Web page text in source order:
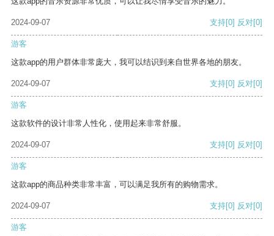
2024-09-07 支持[0] 反对[0]
游客
这款app的用户群体非常庞大，我可以结识到来自世界各地的朋友。
2024-09-07 支持[0] 反对[0]
游客
这款软件的设计非常人性化，使用起来非常舒服。
2024-09-07 支持[0] 反对[0]
游客
这款app的商品种类非常丰富，可以满足我所有的购物需求。
2024-09-07 支持[0] 反对[0]
游客